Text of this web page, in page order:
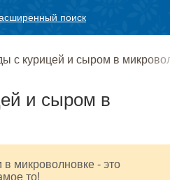
поиск
с курицей и сыром в
и сыром в
микроволновке - это
то!